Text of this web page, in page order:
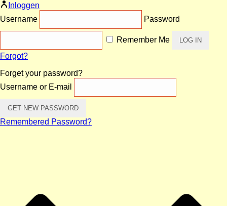
Inloggen
Username
Password
Remember Me
Forgot?
Forget your password?
Username or E-mail
Remembered Password?